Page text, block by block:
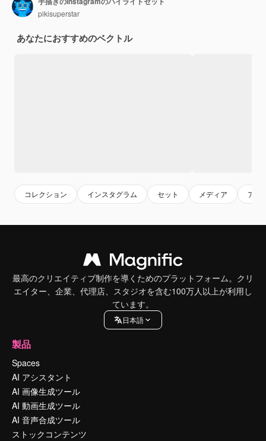
pikisuperstar
あなたにおすすめのベクトル
コレクション インスタグラム セット メディア アイ
最高のクリエイティブ制作を導くためのプラットフォーム。クリ
エイター、企業、代理店、スタジオを含む100万人以上が利用し
ています。
日本語
製品
Spaces
AI アシスタント
AI 画像生成ツール
AI 動画生成ツール
AI 音声合成ツール
ストックコンテンツ